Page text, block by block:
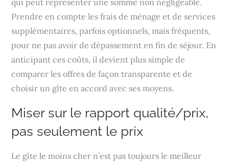
Prendre en compte les frais de ménage et de services
supplémentaires, parfois optionnels, mais fréquents,
pour ne pas avoir de dépassement en fin de séjour. En
anticipant ces coûts, il devient plus simple de
comparer les offres de façon transparente et de
choisir un gîte en accord avec ses moyens.
Miser sur le rapport qualité/prix,
pas seulement le prix
Le gîte le moins cher n’est pas toujours le meilleur